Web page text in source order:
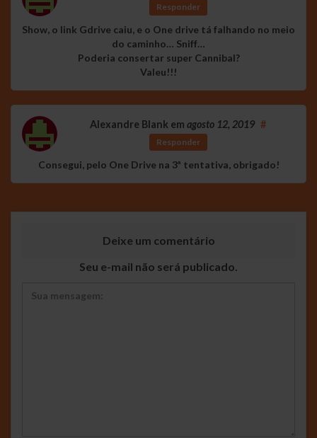
Responder
Show, o link Gdrive caiu, e o One drive tá falhando no meio
do caminho… Sniff…
Poderia consertar super Cannibal?
Valeu!!!
Alexandre Blank em agosto 12, 2019 #
Responder
Consegui, pelo One Drive na 3ª tentativa, obrigado!
Deixe um comentário
Seu e-mail não será publicado.